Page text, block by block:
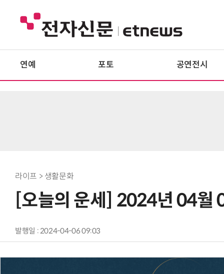
연예 포토 공연전시
라이프 > 생활문화
[오늘의 운세] 2024년 04월
발행일 : 2024-04-06 09:03